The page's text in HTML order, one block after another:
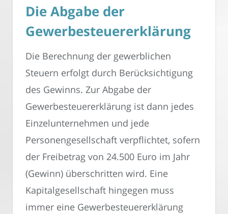
Die Abgabe der
Gewerbesteuererklärung
Die Berechnung der gewerblichen
Steuern erfolgt durch Berücksichtigung
des Gewinns. Zur Abgabe der
Gewerbesteuererklärung ist dann jedes
Einzelunternehmen und jede
Personengesellschaft verpflichtet, sofern
der Freibetrag von 24.500 Euro im Jahr
(Gewinn) überschritten wird. Eine
Kapitalgesellschaft hingegen muss
immer eine Gewerbesteuererklärung